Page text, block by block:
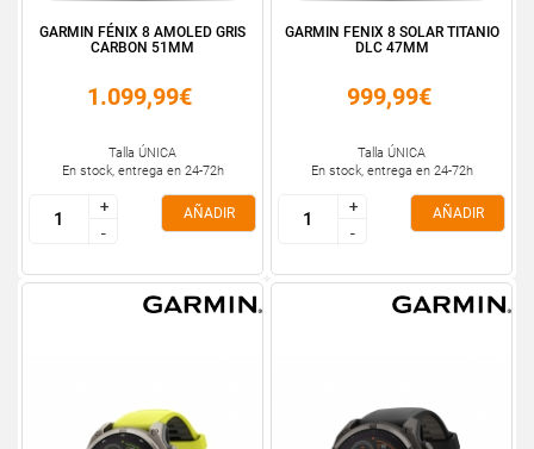
GARMIN FÉNIX 8 AMOLED GRIS
CARBON 51MM
1.099,99€
Talla ÚNICA
En stock, entrega en 24-72h
+
-
+
-
AÑADIR
GARMIN FENIX 8 SOLAR TITANIO
DLC 47MM
999,99€
Talla ÚNICA
En stock, entrega en 24-72h
+
-
+
-
AÑADIR